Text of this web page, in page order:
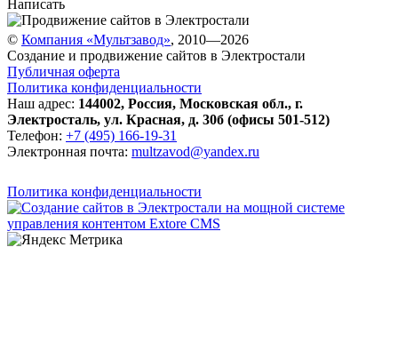
Написать
© Компания «Мультзавод», 2010—2026
Создание и продвижение сайтов в Электростали
Публичная оферта
Политика конфиденциальности
Наш адрес: 144002, Россия, Московская обл., г.
Электросталь, ул. Красная, д. 30б (офисы 501-512)
Телефон: +7 (495) 166-19-31
Электронная почта: multzavod@yandex.ru
Политика конфиденциальности